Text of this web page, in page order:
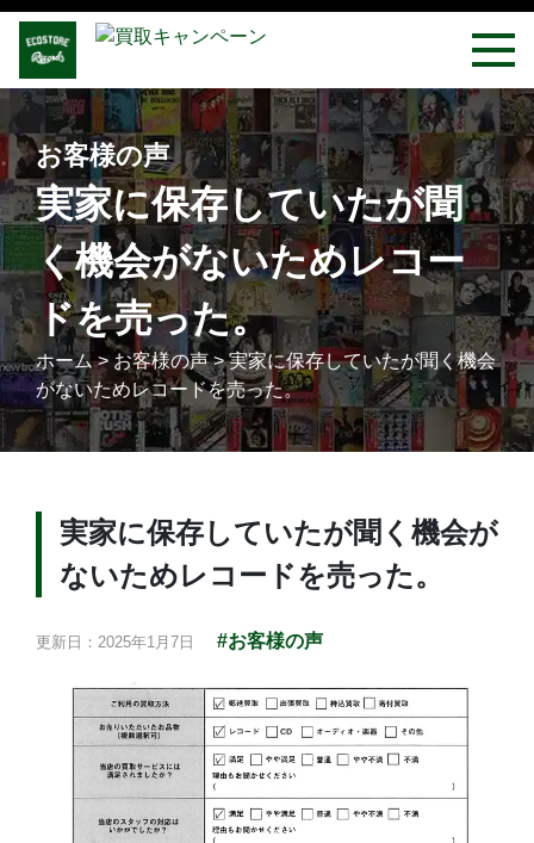
お客様の声
実家に保存していたが聞
く機会がないためレコー
ドを売った。
ホーム>お客様の声>実家に保存していたが聞く機会
がないためレコードを売った。
実家に保存していたが聞く機会が
ないためレコードを売った。
更新日：2025年1月7日 #お客様の声